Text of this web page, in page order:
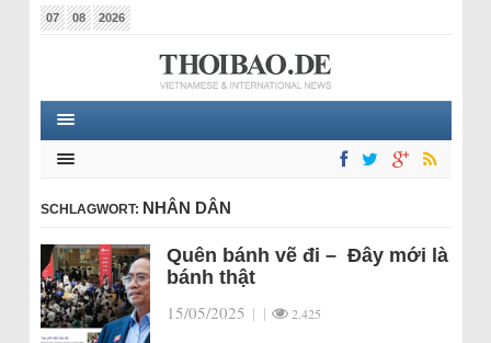
07 08 2026
SCHLAGWORT: NHÂN DÂN
Quên bánh vẽ đi – Đây mới là
bánh thật
15/05/2025 | | 2.425